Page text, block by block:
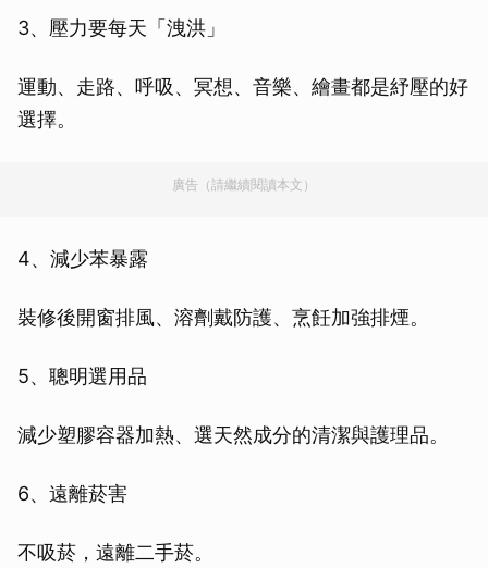
3、壓力要每天「洩洪」
運動、走路、呼吸、冥想、音樂、繪畫都是紓壓的好
選擇。
廣告（請繼續閱讀本文）
4、減少苯暴露
裝修後開窗排風、溶劑戴防護、烹飪加強排煙。
5、聰明選用品
減少塑膠容器加熱、選天然成分的清潔與護理品。
6、遠離菸害
不吸菸，遠離二手菸。